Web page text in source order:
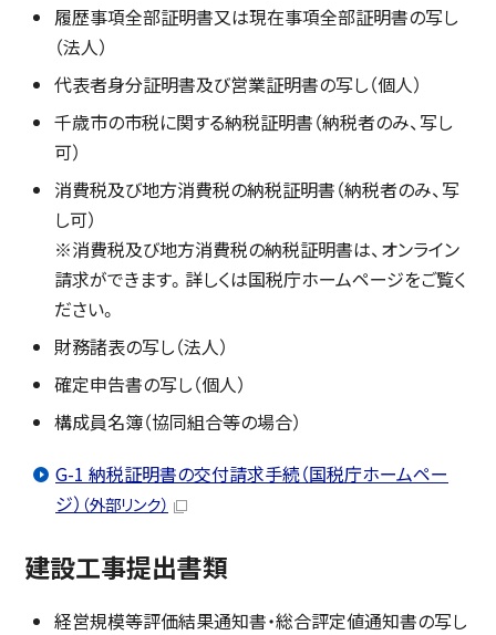
履歴事項全部証明書又は現在事項全部証明書の写し
（法人）
代表者身分証明書及び営業証明書の写し（個人）
千歳市の市税に関する納税証明書（納税者のみ、写し
可）
消費税及び地方消費税の納税証明書（納税者のみ、写
し可）
※消費税及び地方消費税の納税証明書は、オンライン
請求ができます。詳しくは国税庁ホームページをご覧く
ださい。
財務諸表の写し（法人）
確定申告書の写し（個人）
構成員名簿（協同組合等の場合）
G-1 納税証明書の交付請求手続（国税庁ホームペー
ジ） （外部リンク）
建設工事提出書類
経営規模等評価結果通知書・総合評定値通知書の写し